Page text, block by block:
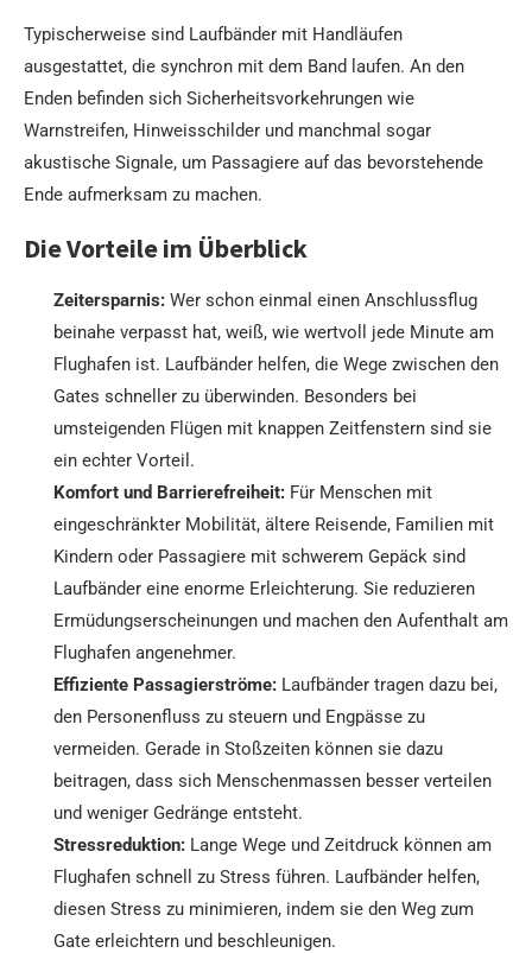
Typischerweise sind Laufbänder mit Handläufen
ausgestattet, die synchron mit dem Band laufen. An den
Enden befinden sich Sicherheitsvorkehrungen wie
Warnstreifen, Hinweisschilder und manchmal sogar
akustische Signale, um Passagiere auf das bevorstehende
Ende aufmerksam zu machen.
Die Vorteile im Überblick
Zeitersparnis: Wer schon einmal einen Anschlussflug
beinahe verpasst hat, weiß, wie wertvoll jede Minute am
Flughafen ist. Laufbänder helfen, die Wege zwischen den
Gates schneller zu überwinden. Besonders bei
umsteigenden Flügen mit knappen Zeitfenstern sind sie
ein echter Vorteil.
Komfort und Barrierefreiheit: Für Menschen mit
eingeschränkter Mobilität, ältere Reisende, Familien mit
Kindern oder Passagiere mit schwerem Gepäck sind
Laufbänder eine enorme Erleichterung. Sie reduzieren
Ermüdungserscheinungen und machen den Aufenthalt am
Flughafen angenehmer.
Effiziente Passagierströme: Laufbänder tragen dazu bei,
den Personenfluss zu steuern und Engpässe zu
vermeiden. Gerade in Stoßzeiten können sie dazu
beitragen, dass sich Menschenmassen besser verteilen
und weniger Gedränge entsteht.
Stressreduktion: Lange Wege und Zeitdruck können am
Flughafen schnell zu Stress führen. Laufbänder helfen,
diesen Stress zu minimieren, indem sie den Weg zum
Gate erleichtern und beschleunigen.